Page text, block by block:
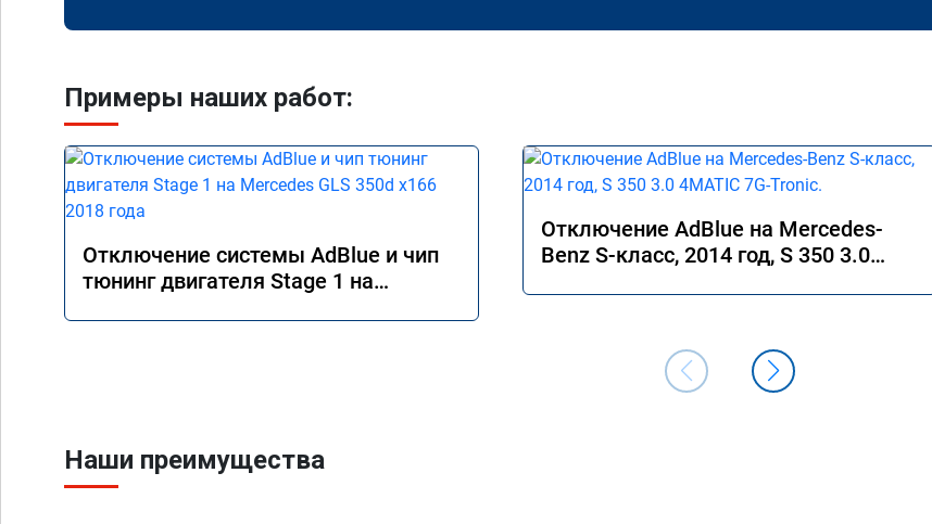
Примеры наших работ:
Отключение системы AdBlue и чип
тюнинг двигателя Stage 1 на
Отключение AdBlue на Mercedes-
Benz S-класс, 2014 год, S 350 3.0
Наши преимущества